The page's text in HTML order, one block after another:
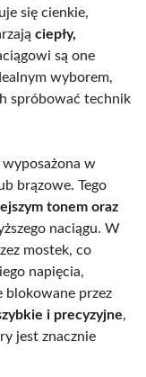
się cienkie,
ciepły,
są one
wyborem,
spróbować technik
w
brązowe. Tego
tonem oraz
naciągu. W
mostek, co
napięcia,
blokowane przez
i precyzyjne,
jest znacznie